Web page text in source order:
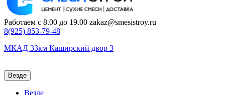
Работаем с 8.00 до 19.00 zakaz@smesistroy.ru
8(925) 853-79-48
МКАД 33км Каширский двор 3
Везде
Везде